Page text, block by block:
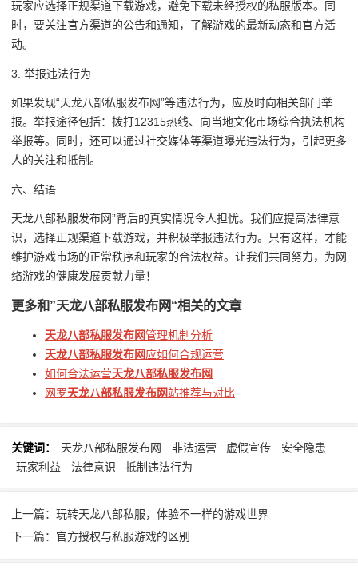
玩家应选择正规渠道下载游戏，避免下载未经授权的私服版本。同
时，要关注官方渠道的公告和通知，了解游戏的最新动态和官方活
动。
3. 举报违法行为
如果发现“天龙八部私服发布网”等违法行为，应及时向相关部门举
报。举报途径包括：拨打12315热线、向当地文化市场综合执法机构
举报等。同时，还可以通过社交媒体等渠道曝光违法行为，引起更多
人的关注和抵制。
六、结语
天龙八部私服发布网”背后的真实情况令人担忧。我们应提高法律意
识，选择正规渠道下载游戏，并积极举报违法行为。只有这样，才能
维护游戏市场的正常秩序和玩家的合法权益。让我们共同努力，为网
络游戏的健康发展贡献力量！
更多和”天龙八部私服发布网“相关的文章
天龙八部私服发布网管理机制分析
天龙八部私服发布网应如何合规运营
如何合法运营天龙八部私服发布网
网罗天龙八部私服发布网站推荐与对比
关键词： 天龙八部私服发布网 非法运营 虚假宣传
安全隐患
玩家利益
法律意识 抵制违法行为
上一篇：玩转天龙八部私服，体验不一样的游戏世界
下一篇：官方授权与私服游戏的区别